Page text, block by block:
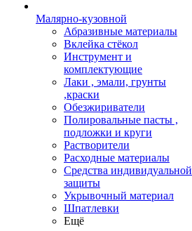
Малярно-кузовной
Абразивные материалы
Вклейка стёкол
Инструмент и
комплектующие
Лаки , эмали, грунты
,краски
Обезжириватели
Полировальные пасты ,
подложки и круги
Растворители
Расходные материалы
Средства индивидуальной
защиты
Укрывочный материал
Шпатлевки
Ещё